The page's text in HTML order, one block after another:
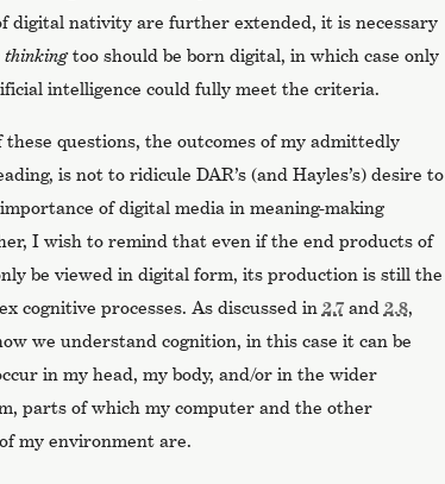
digital nativity are further extended, it is necessary
thinkingtoo should be born digital, in which case only
intelligence could fully meet the criteria.
these questions, the outcomes of my admittedly
is not to ridicule DAR’s (and Hayles’s) desire to
of digital media in meaning-making
I wish to remind that even if the end products of
be viewed in digital form, its production is still the
cognitive processes. As discussed in 2.7and 2.8,
we understand cognition, in this case it can be
in my head, my body, and/or in the wider
parts of which my computer and the other
my environment are.